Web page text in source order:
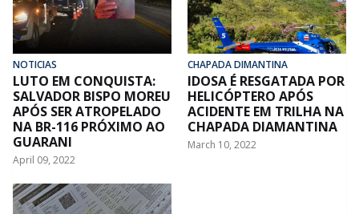
NOTICIAS
LUTO EM CONQUISTA:
SALVADOR BISPO MOREU
APÓS SER ATROPELADO
NA BR-116 PRÓXIMO AO
GUARANI
April 09, 2022
CHAPADA DIMANTINA
IDOSA É RESGATADA POR
HELICÓPTERO APÓS
ACIDENTE EM TRILHA NA
CHAPADA DIAMANTINA
March 10, 2022